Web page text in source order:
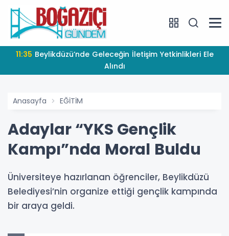
11:35
Alındı
Anasayfa EĞİTİM
Adaylar “YKS Gençlik
Kampı”nda Moral Buldu
Üniversiteye hazırlanan öğrenciler, Beylikdüzü
Belediyesi’nin organize ettiği gençlik kampında
bir araya geldi.